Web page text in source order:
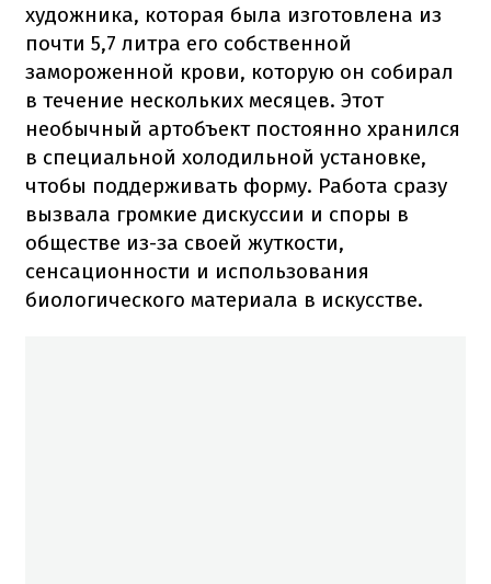
художника, которая была изготовлена из
почти 5,7 литра его собственной
замороженной крови, которую он собирал
в течение нескольких месяцев. Этот
необычный артобъект постоянно хранился
в специальной холодильной установке,
чтобы поддерживать форму. Работа сразу
вызвала громкие дискуссии и споры в
обществе из-за своей жуткости,
сенсационности и использования
биологического материала в искусстве.